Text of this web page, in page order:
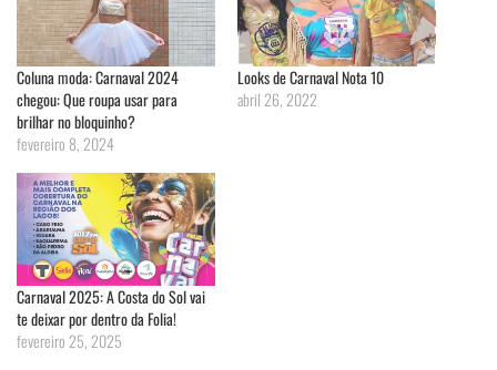
Coluna moda: Carnaval 2024
chegou: Que roupa usar para
brilhar no bloquinho?
fevereiro 8, 2024
Looks de Carnaval Nota 10
abril 26, 2022
Carnaval 2025: A Costa do Sol vai
te deixar por dentro da Folia!
fevereiro 25, 2025